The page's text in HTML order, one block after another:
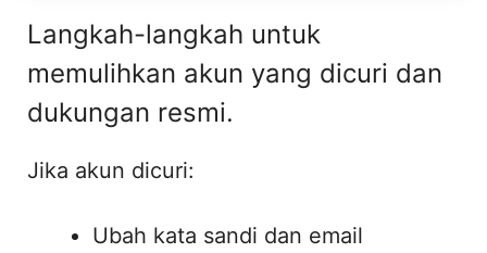
Langkah-langkah untuk
memulihkan akun yang dicuri dan
dukungan resmi.
Jika akun dicuri:
Ubah kata sandi dan email